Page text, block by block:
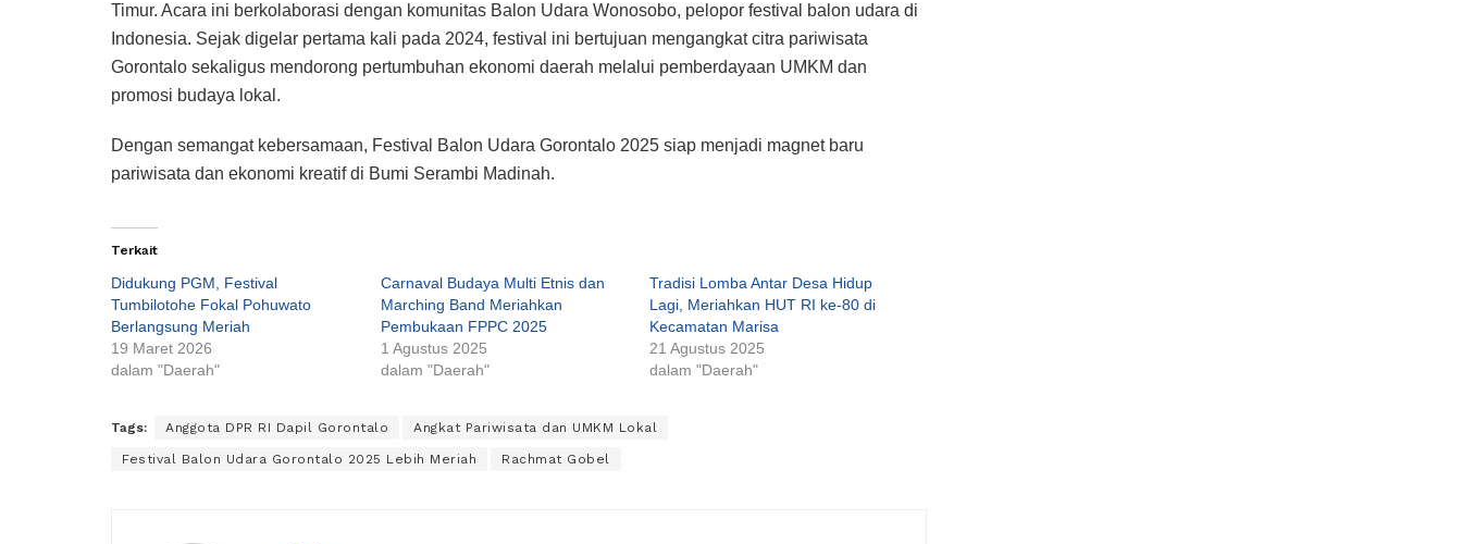
Timur. Acara ini berkolaborasi dengan komunitas Balon Udara Wonosobo, pelopor festival balon udara di
Indonesia. Sejak digelar pertama kali pada 2024, festival ini bertujuan mengangkat citra pariwisata
Gorontalo sekaligus mendorong pertumbuhan ekonomi daerah melalui pemberdayaan UMKM dan
promosi budaya lokal.
Dengan semangat kebersamaan, Festival Balon Udara Gorontalo 2025 siap menjadi magnet baru
pariwisata dan ekonomi kreatif di Bumi Serambi Madinah.
Terkait
Didukung PGM, Festival
Tumbilotohe Fokal Pohuwato
Berlangsung Meriah
19 Maret 2026
dalam "Daerah"
Carnaval Budaya Multi Etnis dan
Marching Band Meriahkan
Pembukaan FPPC 2025
1 Agustus 2025
dalam "Daerah"
Tradisi Lomba Antar Desa Hidup
Lagi, Meriahkan HUT RI ke-80 di
Kecamatan Marisa
21 Agustus 2025
dalam "Daerah"
Tags: Anggota DPR RI Dapil Gorontalo Angkat Pariwisata dan UMKM Lokal
Festival Balon Udara Gorontalo 2025 Lebih Meriah Rachmat Gobel